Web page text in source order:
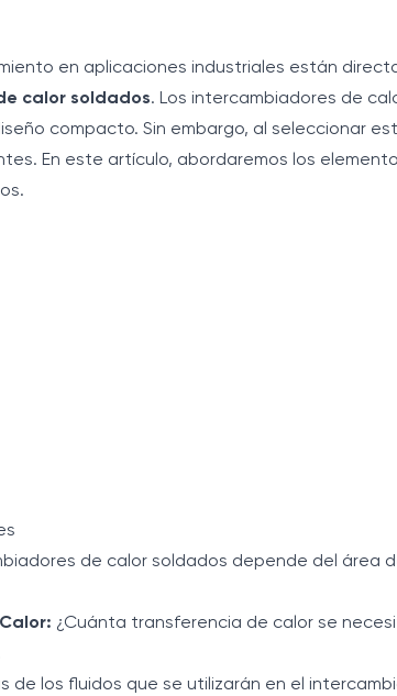
en aplicaciones industriales están
calor soldados. Los intercambiadores de
compacto. Sin embargo, al seleccionar
En este artículo, abordaremos los
de calor soldados depende del área
¿Cuánta transferencia de calor se
de los fluidos que se utilizarán en el